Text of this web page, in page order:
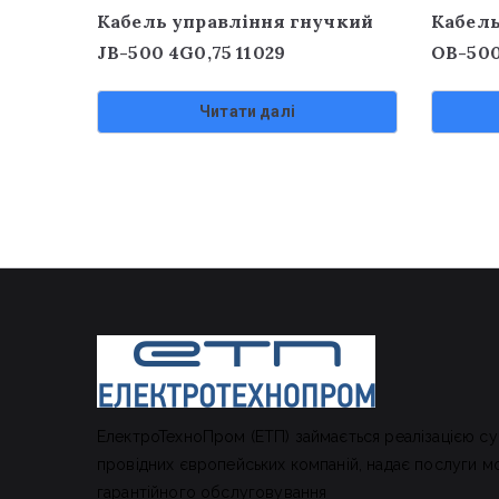
Кабель управління гнучкий
JB-500 4G0,75 11029
Читати далі
OB-
ЕлектроТехноПром (ЕТП) займається реалізацією
провідних європейських компаній, надає послуги
гарантійного обслуговування